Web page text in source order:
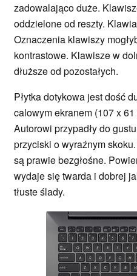
zadowalająco duże.
oddzielone od reszty.
Oznaczenia klawiszy
kontrastowe. Klawisze w
dłuższe od pozostałych.
Płytka dotykowa jest dość
calowym ekranem (107 x
Autorowi przypadły do
przyciski o wyraźnym
są prawie bezgłośne.
wydaje się twarda i dobrej
tłuste ślady.